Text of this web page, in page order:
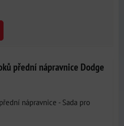
přední nápravnice Dodge
nápravnice - Sada pro